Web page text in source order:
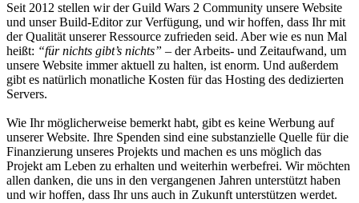
Seit 2012 stellen wir der Guild Wars 2 Community unsere Website
und unser Build-Editor zur Verfügung, und wir hoffen, dass Ihr mit
der Qualität unserer Ressource zufrieden seid. Aber wie es nun Mal
heißt: “für nichts gibt’s nichts” – der Arbeits- und Zeitaufwand, um
unsere Website immer aktuell zu halten, ist enorm. Und außerdem
gibt es natürlich monatliche Kosten für das Hosting des dedizierten
Servers.
Wie Ihr möglicherweise bemerkt habt, gibt es keine Werbung auf
unserer Website. Ihre Spenden sind eine substanzielle Quelle für die
Finanzierung unseres Projekts und machen es uns möglich das
Projekt am Leben zu erhalten und weiterhin werbefrei. Wir möchten
allen danken, die uns in den vergangenen Jahren unterstützt haben
und wir hoffen, dass Ihr uns auch in Zukunft unterstützen werdet.